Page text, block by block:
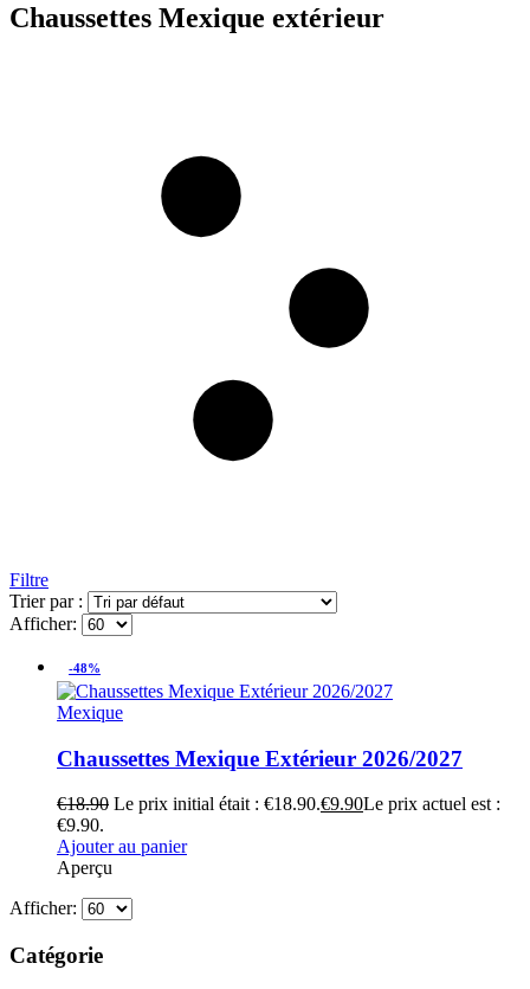
Chaussettes Mexique extérieur
Filtre
Trier par :
Afficher:
-48%
Mexique
Chaussettes Mexique Extérieur 2026/2027
€18.90 Le prix initial était : €18.90.€9.90Le prix actuel est :
€9.90.
Ajouter au panier
Aperçu
Afficher:
Catégorie